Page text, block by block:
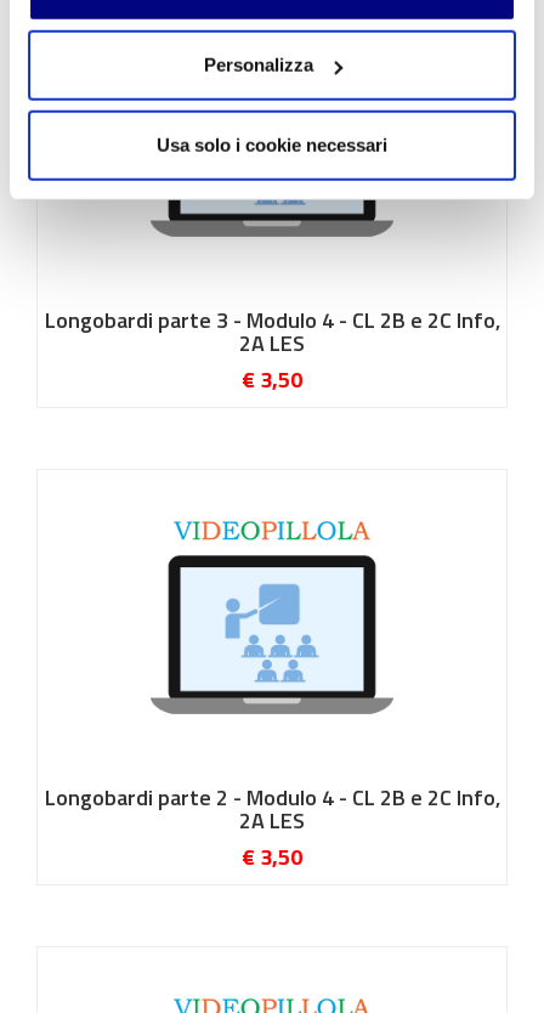
Personalizza
Usa solo i cookie necessari
Longobardi parte 3 - Modulo 4 - CL 2B e 2C Info,
2A LES
€ 3,50
Longobardi parte 2 - Modulo 4 - CL 2B e 2C Info,
2A LES
€ 3,50